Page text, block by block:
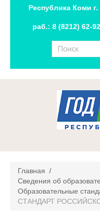
Республика Коми
раб.: 8 (8212) 62-
Новости
Контакты
Главная /
Сведения об
Образовательные
СТАНДАРТ